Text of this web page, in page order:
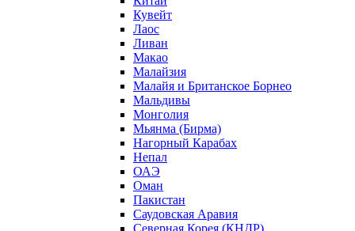
Кувейт
Лаос
Ливан
Макао
Малайзия
Малайя и Британское Борнео
Мальдивы
Монголия
Мьянма (Бирма)
Нагорный Карабах
Непал
ОАЭ
Оман
Пакистан
Саудовская Аравия
Северная Корея (КНДР)